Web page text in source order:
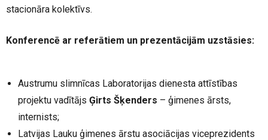
stacionāra kolektīvs.
Konferencē ar referātiem un prezentācijām uzstāsies:
Austrumu slimnīcas Laboratorijas dienesta attīstības
projektu vadītājs Ģirts Šķenders – ģimenes ārsts,
internists;
Latvijas Lauku ģimenes ārstu asociācijas viceprezidents